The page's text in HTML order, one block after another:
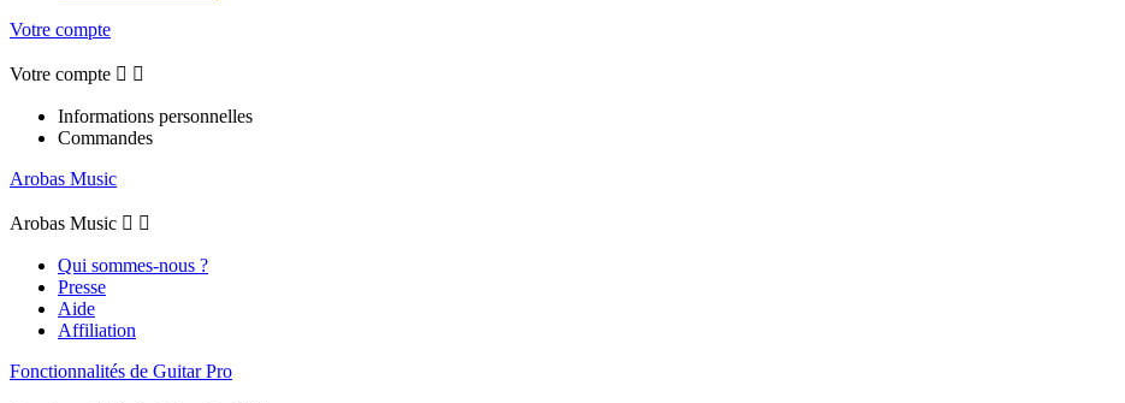
Votre compte
Votre compte  
Informations personnelles
Commandes
Arobas Music
Arobas Music  
Qui sommes-nous ?
Presse
Aide
Affiliation
Fonctionnalités de Guitar Pro